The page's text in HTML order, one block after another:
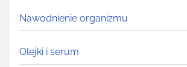
Nawodnienie organizmu
Olejki i serum